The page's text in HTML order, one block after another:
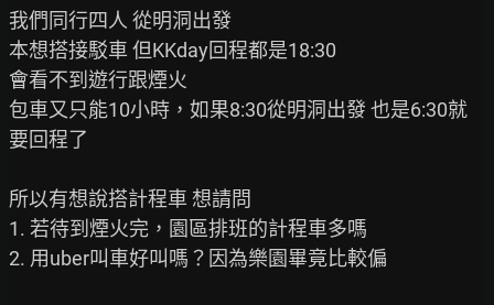
我們同行四人 從明洞出發
本想搭接駁車 但KKday回程都是18:30
會看不到遊行跟煙火
包車又只能10小時，如果8:30從明洞出發 也是6:30就
要回程了
所以有想說搭計程車 想請問
1. 若待到煙火完，園區排班的計程車多嗎
2. 用uber叫車好叫嗎？因為樂園畢竟比較偏